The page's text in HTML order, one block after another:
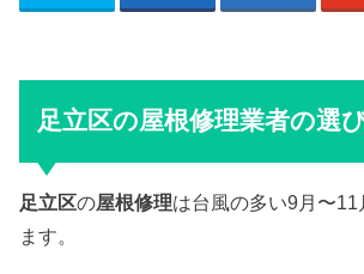
足立区の屋根修理業者の選
足立区の屋根修理は台風の多い9月〜11
ます。